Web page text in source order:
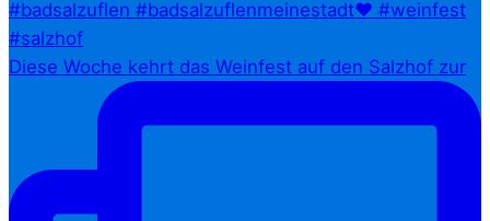
Diese Woche kehrt das Weinfest auf den Salzhof zur